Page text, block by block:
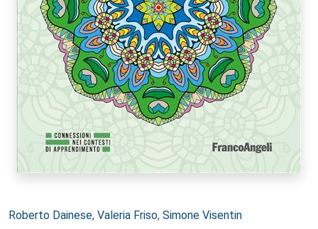
Autori:
Roberto Dainese, Valeria Friso, Simone Visentin